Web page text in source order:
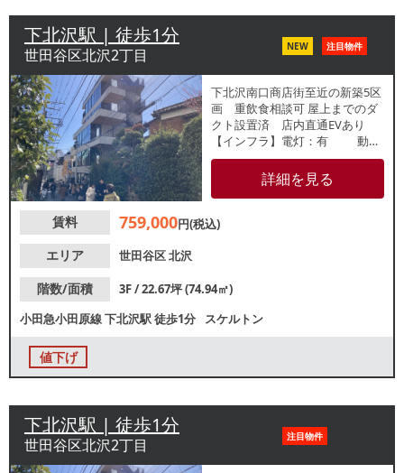
下北沢駅 | 徒歩1分
世田谷区北沢2丁目 NEW 注目物件
下北沢南口商店街至近の新築5区
画 重飲食相談可 屋上までのダ
クト設置済 店内直通EVあり
【インフラ】電灯：有 動
力：有 ガス管口径：40A
水道：30mm 【厨房排気】
無 【空調】無 【グリスト】無
24時まで 【不可業態】ポー
高】約3.1ｍ ※記載の店舗情報は
いません。
詳細を見る
賃料 759,000円(税込)
エリア
世田谷区北沢
階数/面積
3F / 22.67坪 (74.94㎡)
小田急小田原線下北沢駅徒歩1分 スケルトン
値下げ
下北沢駅 | 徒歩1分
世田谷区北沢2丁目 注目物件